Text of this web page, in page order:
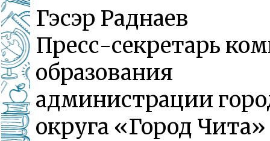
Гэсэр Раднаев
Пресс-секретарь
образования
администрации
округа «Город Чита»